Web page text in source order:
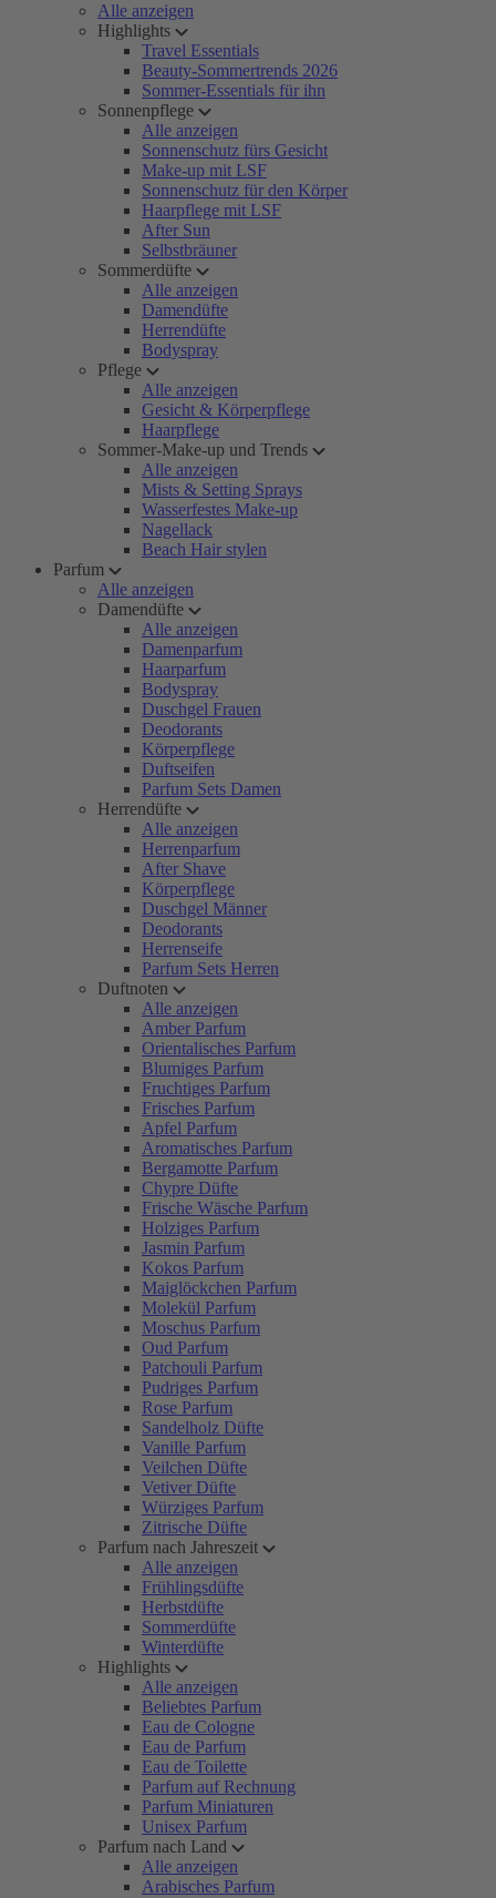
Alle anzeigen
Highlights
Travel Essentials
Beauty-Sommertrends 2026
Sommer-Essentials für ihn
Sonnenpflege
Alle anzeigen
Sonnenschutz fürs Gesicht
Make-up mit LSF
Sonnenschutz für den Körper
Haarpflege mit LSF
After Sun
Selbstbräuner
Sommerdüfte
Alle anzeigen
Damendüfte
Herrendüfte
Bodyspray
Pflege
Alle anzeigen
Gesicht & Körperpflege
Haarpflege
Sommer-Make-up und Trends
Alle anzeigen
Mists & Setting Sprays
Wasserfestes Make-up
Nagellack
Beach Hair stylen
Parfum
Alle anzeigen
Damendüfte
Alle anzeigen
Damenparfum
Haarparfum
Bodyspray
Duschgel Frauen
Deodorants
Körperpflege
Duftseifen
Parfum Sets Damen
Herrendüfte
Alle anzeigen
Herrenparfum
After Shave
Körperpflege
Duschgel Männer
Deodorants
Herrenseife
Parfum Sets Herren
Duftnoten
Alle anzeigen
Amber Parfum
Orientalisches Parfum
Blumiges Parfum
Fruchtiges Parfum
Frisches Parfum
Apfel Parfum
Aromatisches Parfum
Bergamotte Parfum
Chypre Düfte
Frische Wäsche Parfum
Holziges Parfum
Jasmin Parfum
Kokos Parfum
Maiglöckchen Parfum
Molekül Parfum
Moschus Parfum
Oud Parfum
Patchouli Parfum
Pudriges Parfum
Rose Parfum
Sandelholz Düfte
Vanille Parfum
Veilchen Düfte
Vetiver Düfte
Würziges Parfum
Zitrische Düfte
Parfum nach Jahreszeit
Alle anzeigen
Frühlingsdüfte
Herbstdüfte
Sommerdüfte
Winterdüfte
Highlights
Alle anzeigen
Beliebtes Parfum
Eau de Cologne
Eau de Parfum
Eau de Toilette
Parfum auf Rechnung
Parfum Miniaturen
Unisex Parfum
Parfum nach Land
Alle anzeigen
Arabisches Parfum